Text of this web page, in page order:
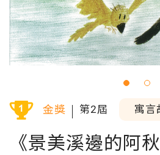
/
金獎 第2屆 寓言
《景美溪邊的阿秋